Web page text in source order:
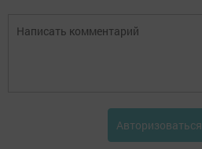
Авторизоваться